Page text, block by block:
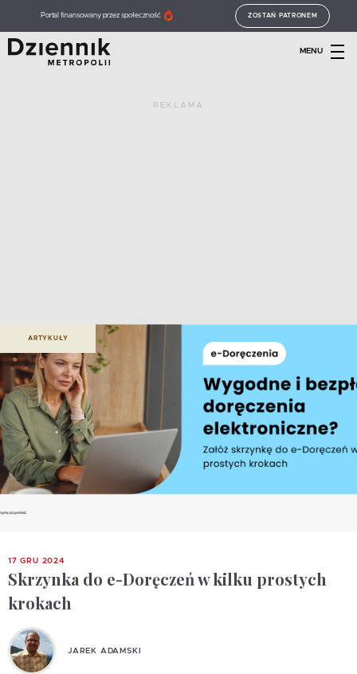
Portal finansowany przez społeczność ZOSTAŃ PATRONEM
MENU
REKLAMA
ARTYKUŁY
17 GRU 2024
Skrzynka do e-Doręczeń w kilku prostych
krokach
JAREK ADAMSKI